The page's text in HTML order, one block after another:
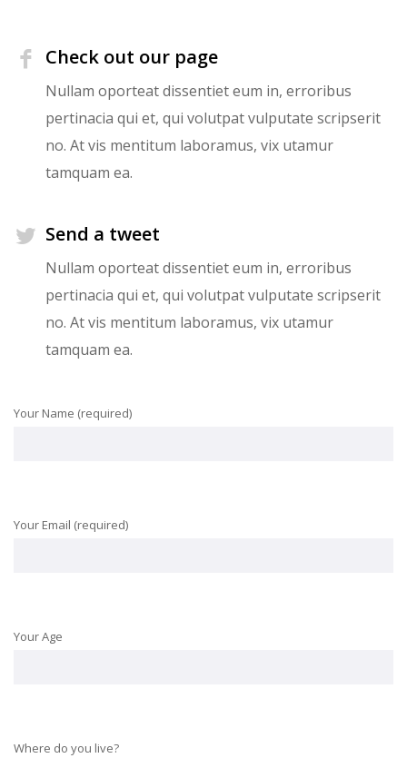
Check out our page
Nullam oporteat dissentiet eum in, erroribus
pertinacia qui et, qui volutpat vulputate scripserit
no. At vis mentitum laboramus, vix utamur
tamquam ea.
Send a tweet
Nullam oporteat dissentiet eum in, erroribus
pertinacia qui et, qui volutpat vulputate scripserit
no. At vis mentitum laboramus, vix utamur
tamquam ea.
Your Name (required)
Your Email (required)
Your Age
Where do you live?